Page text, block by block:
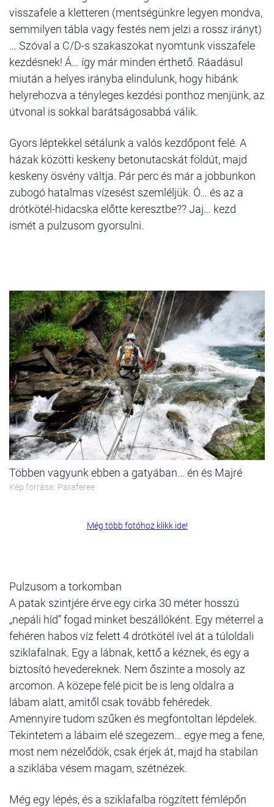
visszafele a kletteren (mentségünkre legyen mondva,
semmilyen tábla vagy festés nem jelzi a rossz irányt)
… Szóval a C/D-s szakaszokat nyomtunk visszafele
kezdésnek! Á… így már minden érthető. Ráadásul
miután a helyes irányba elindulunk, hogy hibánk
helyrehozva a tényleges kezdési ponthoz menjünk, az
útvonal is sokkal barátságosabbá válik.
Gyors léptekkel sétálunk a valós kezdőpont felé. A
házak közötti keskeny betonutacskát földút, majd
keskeny ösvény váltja. Pár perc és már a jobbunkon
zubogó hatalmas vízesést szemléljük. Ó… és az a
drótkötél-hidacska előtte keresztbe?? Jaj… kezd
ismét a pulzusom gyorsulni.
Többen vagyunk ebben a gatyában... én és Majré
Kép forrása: Paraferee
Még több fotóhoz klikk ide!
Pulzusom a torkomban
A patak szintjére érve egy cirka 30 méter hosszú
„nepáli híd” fogad minket beszállóként. Egy méterrel a
fehéren habos víz felett 4 drótkötél ível át a túloldali
sziklafalnak. Egy a lábnak, kettő a kéznek, és egy a
biztosító hevedereknek. Nem őszinte a mosoly az
arcomon. A közepe felé picit be is leng oldalra a
lábam alatt, amitől csak tovább fehéredek.
Amennyire tudom szűken és megfontoltan lépdelek.
Tekintetem a lábaim elé szegezem… egye meg a fene,
most nem nézelődök, csak érjek át, majd ha stabilan
a sziklába vésem magam, szétnézek.
Még egy lépés, és a sziklafalba rögzített fémlépőn